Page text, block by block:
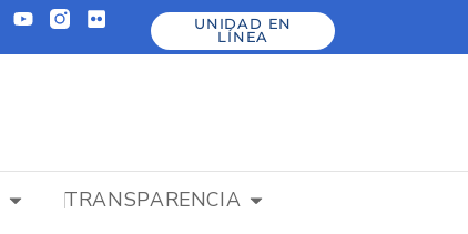
UNIDAD EN
LÍNEA
TRANSPARENCIA